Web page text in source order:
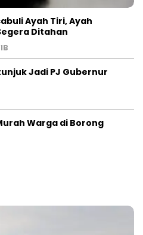
Ayah Tiri, Ayah
Ditahan
Jadi PJ Gubernur
Warga di Borong